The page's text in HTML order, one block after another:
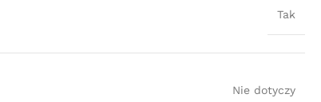
Tak
Nie dotyczy